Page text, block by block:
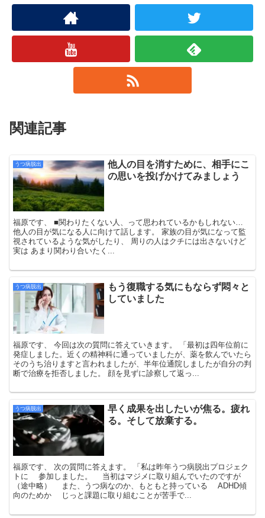
関連記事
うつ病脱出
他人の目を消すために、相手にこ
の思いを投げかけてみましょう
福原です、 ■関わりたくない人、って思われているかもしれない…
他人の目が気になる人に向けて話します。 家族の目が気になって監
視されているような気がしたり、 周りの人はクチには出さないけど
実は あまり関わり合いたく...
うつ病脱出
もう復職する気にもならず悶々と
していました
福原です、 今回は次の質問に答えていきます。 「最初は四年位前に
発症しました。近くの精神科に通っていましたが、薬を飲んでいたら
そのうち治りますと言われましたが、半年位通院しましたが自分の判
断で治療を拒否しました。 顔を見ずに診察して返っ...
うつ病脱出
早く成果を出したいが焦る。疲れ
る。そして放棄する。
福原です、 次の質問に答えます。 「私は昨年うつ病脱出プロジェク
トに 参加しました。 当初はマジメに取り組んでいたのですが
（途中略） また、うつ病なのか、もともと持っている ADHD傾
向のためか じっと課題に取り組むことが苦手で...